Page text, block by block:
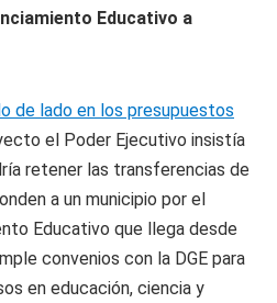
Educativo a
de lado en los presupuestos
el Poder Ejecutivo insistía
retener las transferencias de
a un municipio por el
Educativo que llega desde
convenios con la DGE para
en educación, ciencia y